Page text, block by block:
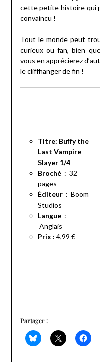
cette petite histoire qui
convaincu !
Tout le monde peut
curieux ou fan, bien
vous en apprécierez
le cliffhanger de fin !
Titre: Buffy the
Last Vampire
Slayer 1/4
Broché ‏ : ‎ 32
pages
Éditeur‏ : ‎ Boom
Studios
Langue‏ :
Anglais
Prix : 4,99 €
Partager :